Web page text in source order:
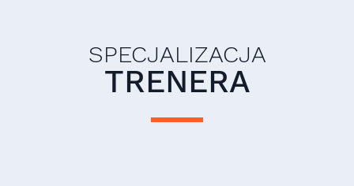
SPECJALIZACJA
TRENERA